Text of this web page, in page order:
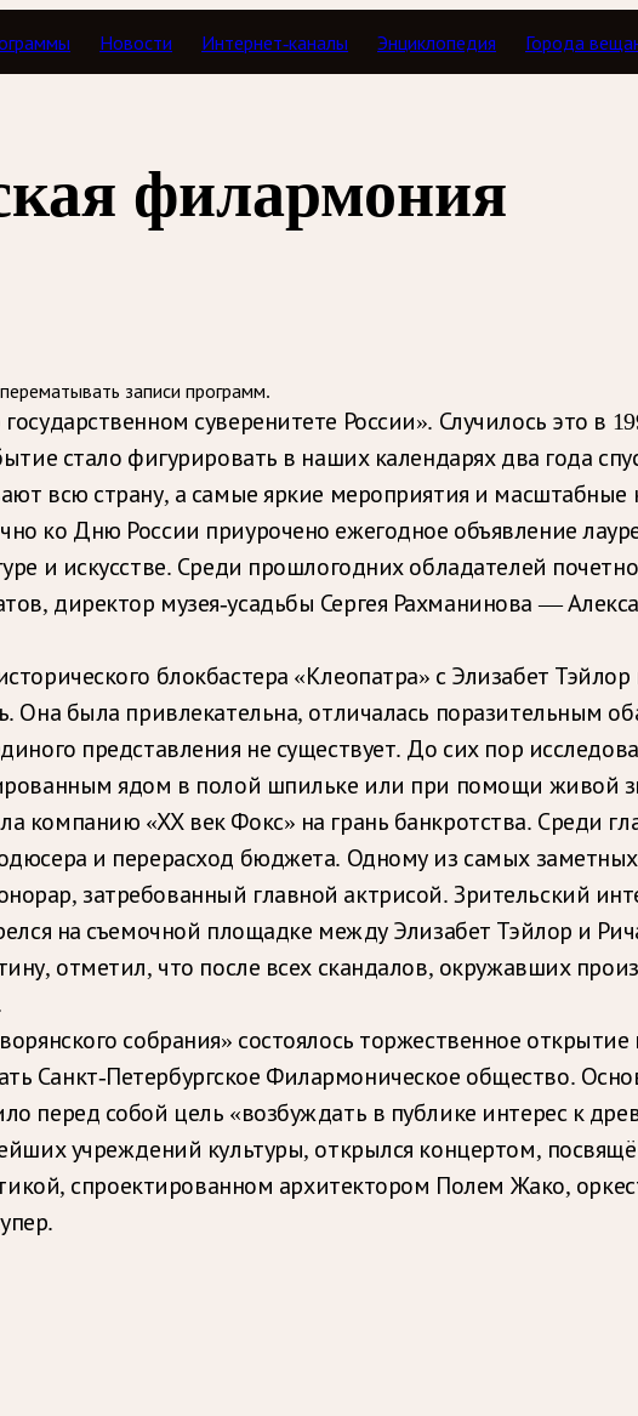
Новости Интернет-каналы Энциклопедия Города
дата
филармония
записи программ.
суверенитете России». Случилось это в
стало фигурировать в наших календарях два года
всю страну, а самые яркие мероприятия и
ко Дню России приурочено ежегодное объявление
и искусстве. Среди прошлогодних обладателей
директор музея-усадьбы Сергея Рахманинова —
блокбастера «Клеопатра» с Элизабет
Она была привлекательна, отличалась поразительным
представления не существует. До сих пор
ядом в полой шпильке или при помощи живой
компанию «ХХ век Фокс» на грань банкротства. Среди
и перерасход бюджета. Одному из самых
затребованный главной актрисой. Зрительский
на съемочной площадке между Элизабет Тэйлор и
отметил, что после всех скандалов, окружавших
собрания» состоялось торжественное открытие
Санкт-Петербургское Филармоническое общество.
перед собой цель «возбуждать в публике интерес к
учреждений культуры, открылся концертом,
спроектированном архитектором Полем Жако,